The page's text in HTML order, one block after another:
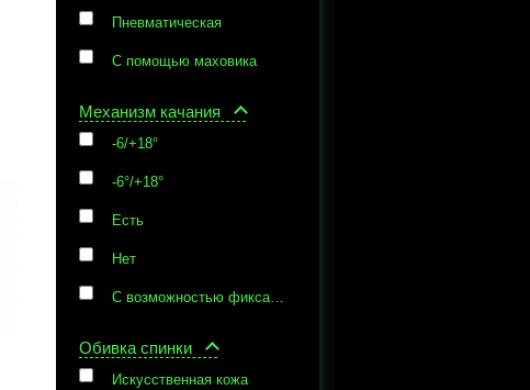
Пневматическая
С помощью маховика
Механизм качания
-6/+18°
-6°/+18°
Есть
Нет
С возможностью фиксации кресла в рабочем положении
Обивка спинки
Искусственная кожа